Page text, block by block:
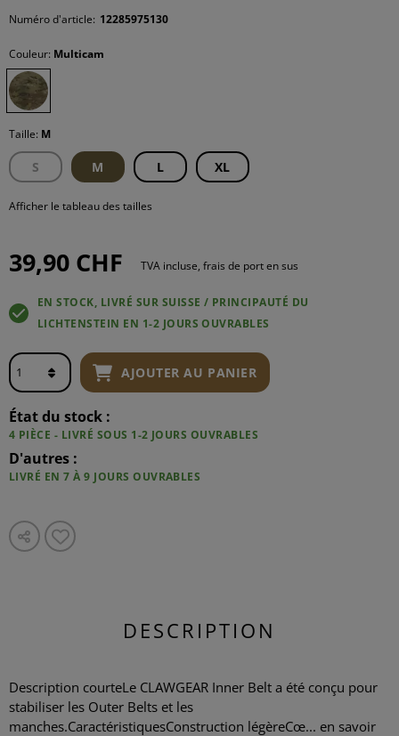
Numéro d'article: 12285975130
Couleur: Multicam
Taille: M
S M L XL
Afficher le tableau des tailles
39,90 CHF TVA incluse, frais de port en sus
EN STOCK, LIVRÉ SUR SUISSE / PRINCIPAUTÉ DU
LICHTENSTEIN EN 1-2 JOURS OUVRABLES
AJOUTER AU PANIER
État du stock :
4 PIÈCE - LIVRÉ SOUS 1-2 JOURS OUVRABLES
D'autres :
LIVRÉ EN 7 À 9 JOURS OUVRABLES
DESCRIPTION
Description courteLe CLAWGEAR Inner Belt a été conçu pour
stabiliser les Outer Belts et les
manches.CaractéristiquesConstruction légèreCœ... en savoir